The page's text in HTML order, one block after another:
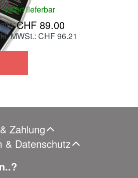
sofort lieferbar
CHF 89.00
MWSt.: CHF 96.21
Zahlung
& Datenschutz